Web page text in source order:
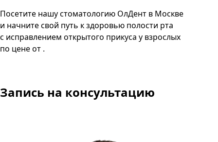
Посетите нашу стоматологию ОлДент в Москве
и начните свой путь к здоровью полости рта
с исправлением открытого прикуса у взрослых
по цене от .
Запись на консультацию